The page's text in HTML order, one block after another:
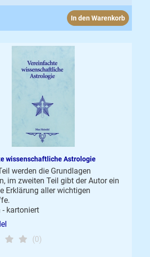
In den Warenkorb
wissenschaftliche Astrologie
werden die Grundlagen
im zweiten Teil gibt der Autor ein
Erklärung aller wichtigen
- kartoniert
(0)